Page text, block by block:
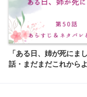
「ある日、姉が死にま
話・まだまだこれからよ